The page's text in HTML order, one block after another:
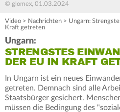
© glomex, 01.03.2024
Video > Nachrichten > Ungarn:
Kraft getreten
Ungarn:
STRENGSTES
DER EU IN KRAFT
In Ungarn ist ein neues
getreten. Demnach sind alle
Staatsbürger gesichert.
müssen die Bedingung des